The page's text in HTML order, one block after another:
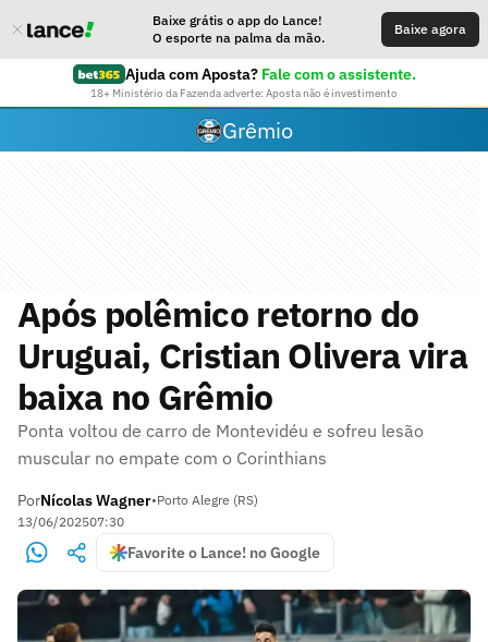
Baixe grátis o app do Lance!
O esporte na palma da mão.
Baixe agora
Ajuda com Aposta? Fale com o assistente.
18+ Ministério da Fazenda adverte: Aposta não é investimento
Grêmio
Após polêmico retorno do
Uruguai, Cristian Olivera vira
baixa no Grêmio
Ponta voltou de carro de Montevidéu e sofreu lesão
muscular no empate com o Corinthians
PorNícolas Wagner•Porto Alegre (RS)
13/06/202507:30
Favorite o Lance! no Google